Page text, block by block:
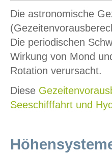
Die astronomische
Die periodischen
Wirkung von Mond
Rotation verursacht.
Diese
Seeschifffahrt und